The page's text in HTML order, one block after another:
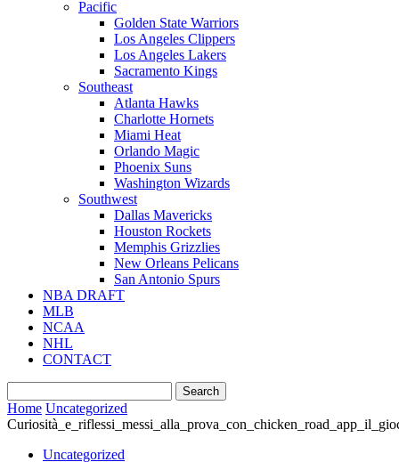
Pacific
Golden State Warriors
Los Angeles Clippers
Los Angeles Lakers
Sacramento Kings
Southeast
Atlanta Hawks
Charlotte Hornets
Miami Heat
Orlando Magic
Phoenix Suns
Washington Wizards
Southwest
Dallas Mavericks
Houston Rockets
Memphis Grizzlies
New Orleans Pelicans
San Antonio Spurs
NBA DRAFT
MLB
NCAA
NHL
CONTACT
Home Uncategorized
Uncategorized